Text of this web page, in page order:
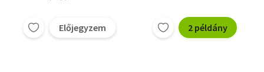
Előjegyzem 2 példány